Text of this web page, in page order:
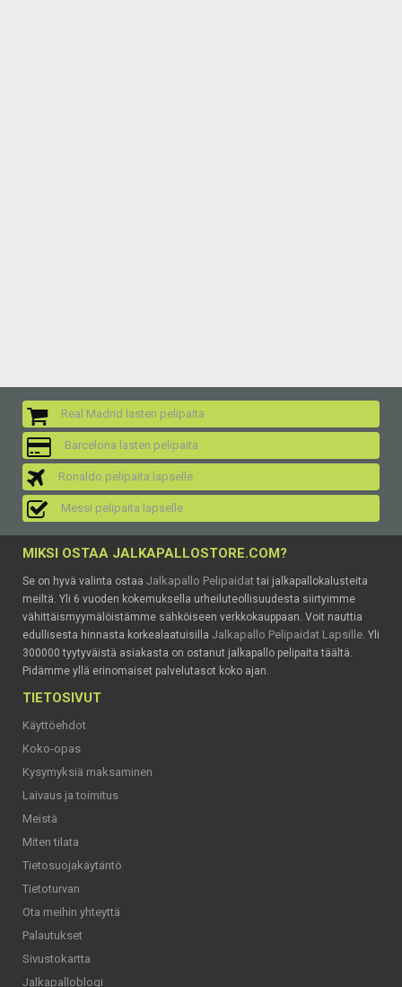
Real Madrid lasten pelipaita
Barcelona lasten pelipaita
Ronaldo pelipaita lapselle
Messi pelipaita lapselle
MIKSI OSTAA JALKAPALLOSTORE.COM?
Se on hyvä valinta ostaa Jalkapallo Pelipaidattai jalkapallokalusteita
meiltä. Yli 6 vuoden kokemuksella urheiluteollisuudesta siirtyimme
vähittäismyymälöistämme sähköiseen verkkokauppaan. Voit nauttia
edullisesta hinnasta korkealaatuisilla Jalkapallo Pelipaidat Lapsille. Yli
300000 tyytyväistä asiakasta on ostanut jalkapallo pelipaita täältä.
Pidämme yllä erinomaiset palvelutasot koko ajan.
TIETOSIVUT
Käyttöehdot
Koko-opas
Kysymyksiä maksaminen
Laivaus ja toimitus
Meistä
Miten tilata
Tietosuojakäytäntö
Tietoturvan
Ota meihin yhteyttä
Palautukset
Sivustokartta
Jalkapalloblogi